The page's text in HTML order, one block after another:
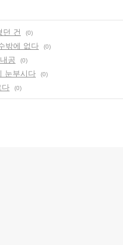
던 건 (0)
밖에 없다
(0)
공
(0)
눈부시다
(0)
다
(0)